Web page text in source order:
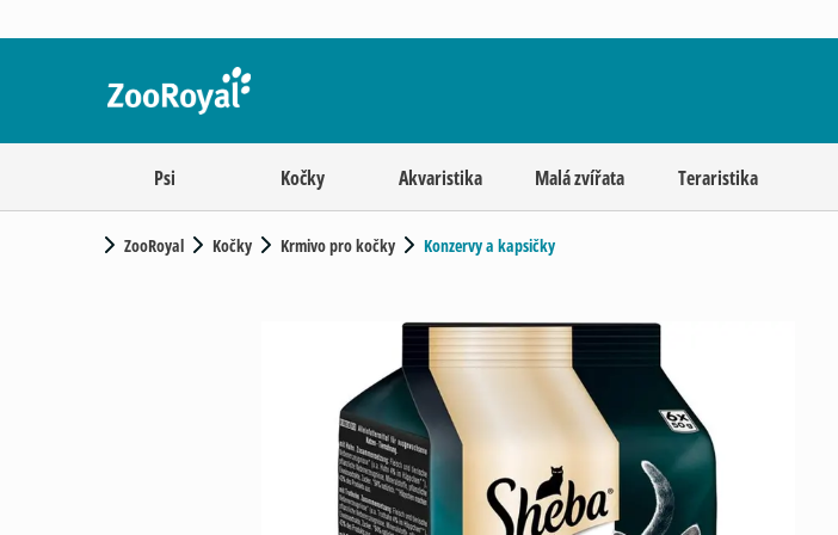
Psi Kočky Akvaristika Malá zvířata Teraristika
ZooRoyal Kočky Krmivo pro kočky Konzervy a kapsičky